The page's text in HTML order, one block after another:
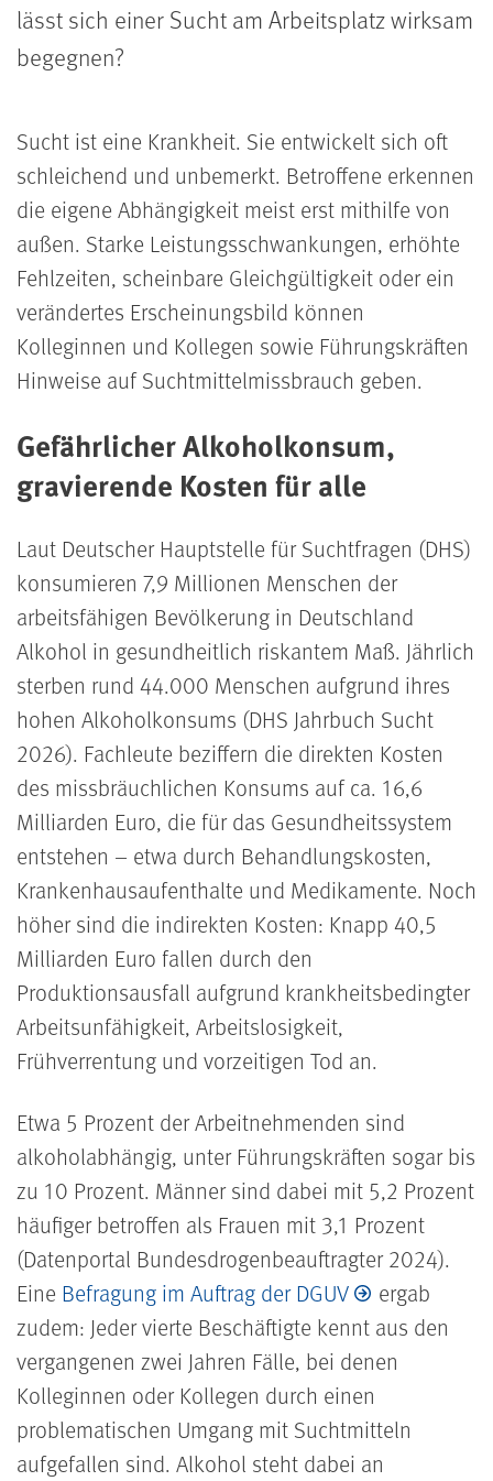
lässt sich einer Sucht am Arbeitsplatz wirksam
begegnen?
Sucht ist eine Krankheit. Sie entwickelt sich oft
schleichend und unbemerkt. Betroffene erkennen
die eigene Abhängigkeit meist erst mithilfe von
außen. Starke Leistungsschwankungen, erhöhte
Fehlzeiten, scheinbare Gleichgültigkeit oder ein
verändertes Erscheinungsbild können
Kolleginnen und Kollegen sowie Führungskräften
Hinweise auf Suchtmittelmissbrauch geben.
Gefährlicher Alkoholkonsum,
gravierende Kosten für alle
Laut Deutscher Hauptstelle für Suchtfragen (DHS)
konsumieren 7,9 Millionen Menschen der
arbeitsfähigen Bevölkerung in Deutschland
Alkohol in gesundheitlich riskantem Maß. Jährlich
sterben rund 44.000 Menschen aufgrund ihres
hohen Alkoholkonsums (DHS Jahrbuch Sucht
2026). Fachleute beziffern die direkten Kosten
des missbräuchlichen Konsums auf ca. 16,6
Milliarden Euro, die für das Gesundheitssystem
entstehen – etwa durch Behandlungskosten,
Krankenhausaufenthalte und Medikamente. Noch
höher sind die indirekten Kosten: Knapp 40,5
Milliarden Euro fallen durch den
Produktionsausfall aufgrund krankheitsbedingter
Arbeitsunfähigkeit, Arbeitslosigkeit,
Frühverrentung und vorzeitigen Tod an.
Etwa 5 Prozent der Arbeitnehmenden sind
alkoholabhängig, unterFührungskräften sogar bis
zu 10 Prozent. Männer sind dabei mit 5,2 Prozent
häufiger betroffen als Frauen mit 3,1 Prozent
(Datenportal Bundesdrogenbeauftragter 2024).
Eine Befragung im Auftrag der DGUV
ergab
zudem: Jeder vierte Beschäftigte kennt aus den
vergangenen zwei Jahren Fälle, bei denen
Kolleginnen oder Kollegen durch einen
problematischen Umgang mit Suchtmitteln
aufgefallen sind. Alkohol steht dabei an